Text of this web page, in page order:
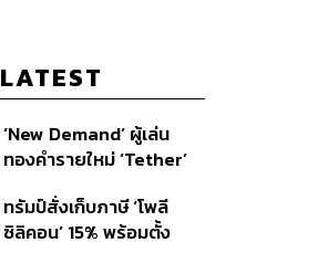
LATEST
‘New Demand’ ผู้เล่น
ทองคำรายใหม่ ‘Tether’
ทรัมป์สั่งเก็บภาษี ‘โพลี
ซิลิคอน’ 15% พร้อมตั้ง